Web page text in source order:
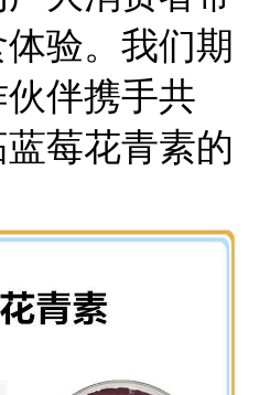
验。我们期
伴携手共
莓花青素的